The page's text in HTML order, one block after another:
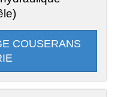
COUSERANS